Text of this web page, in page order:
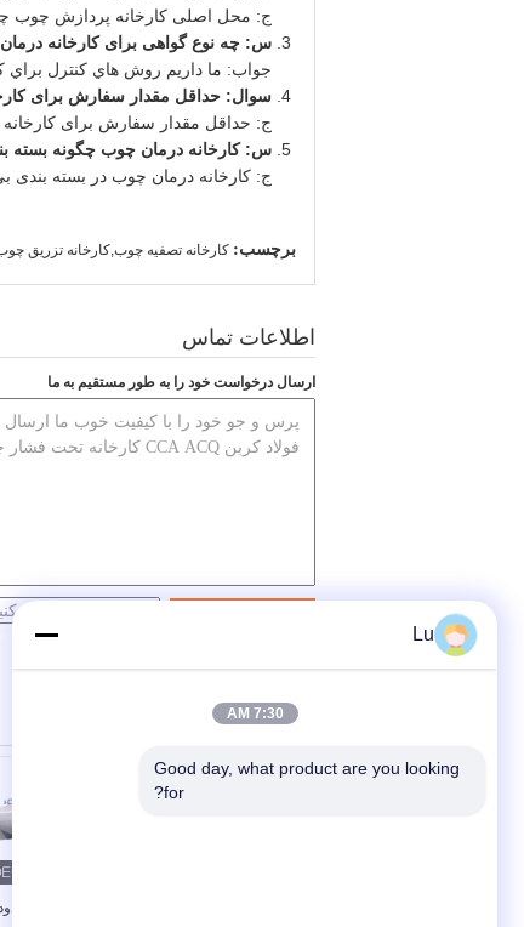
ج: محل اصلی کارخانه پردازش چوب
س: چه نوع گواهی برای کارخانه
جواب: ما داريم روش هاي کنترل براي
سوال: حداقل مقدار سفارش برای
ج: حداقل مقدار سفارش برای کارخانه درمان
س: کارخانه درمان چوب چگونه بسته
ج: کارخانه درمان چوب در بسته بندی
برچسب: کارخانه تصفیه چوب,کارخانه تزریق
اطلاعات تماس
ارسال درخواست خود را به طور مستقیم به ما
طبق گزارش
Lu
7:30 AM
Good day, what product are you looking
for?